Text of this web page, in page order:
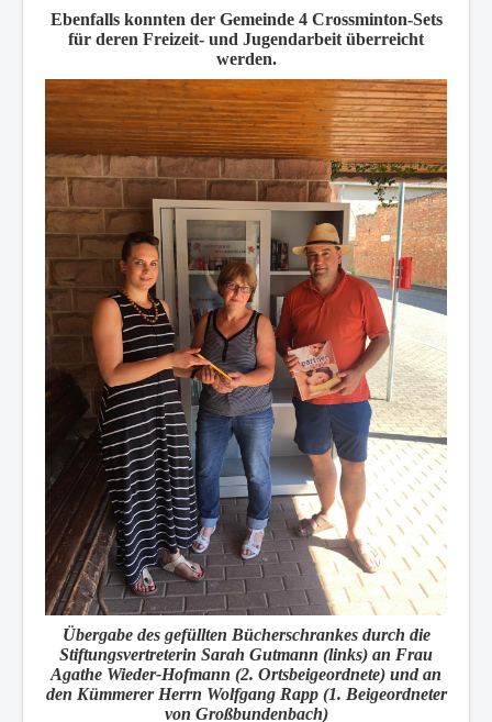
Ebenfalls konnten der Gemeinde 4 Crossminton-Sets
für deren Freizeit- und Jugendarbeit überreicht
werden.
Übergabe des gefüllten Bücherschrankes durch die
Stiftungsvertreterin Sarah Gutmann (links) an Frau
Agathe Wieder-Hofmann (2. Ortsbeigeordnete) und an
den Kümmerer Herrn Wolfgang Rapp (1. Beigeordneter
von Großbundenbach)